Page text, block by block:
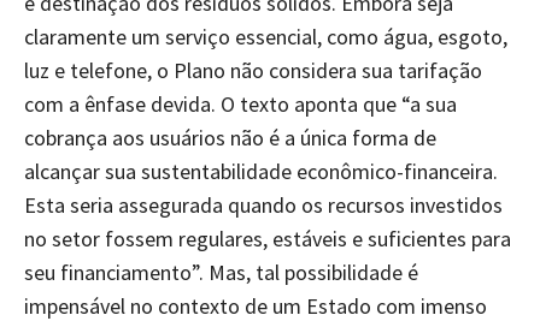
claramente um serviço essencial, como água, esgoto,
luz e telefone, o Plano não considera sua tarifação
com a ênfase devida. O texto aponta que “a sua
cobrança aos usuários não é a única forma de
alcançar sua sustentabilidade econômico-financeira.
Esta seria assegurada quando os recursos investidos
no setor fossem regulares, estáveis e suficientes para
seu financiamento”. Mas, tal possibilidade é
impensável no contexto de um Estado com imenso